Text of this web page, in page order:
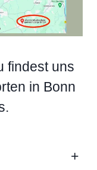
findest uns
in Bonn
+